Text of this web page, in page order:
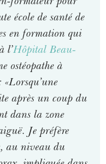
école de santé de
en formation qui
l’Hôpital Beau-
ostéopathe à
après un coup du
dans la zone
Je préfère
au niveau du